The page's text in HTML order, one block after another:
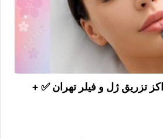
مراکز تزریق ژل و فیلر تهران ✅ +